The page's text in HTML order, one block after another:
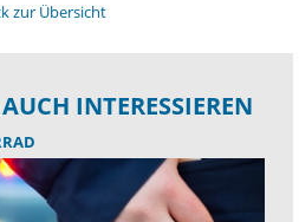
zur Übersicht
INTERESSIEREN